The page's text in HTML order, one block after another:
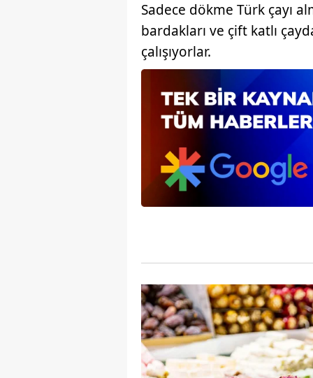
Sadece dökme Türk çayı
bardakları ve çift katlı
çalışıyorlar.